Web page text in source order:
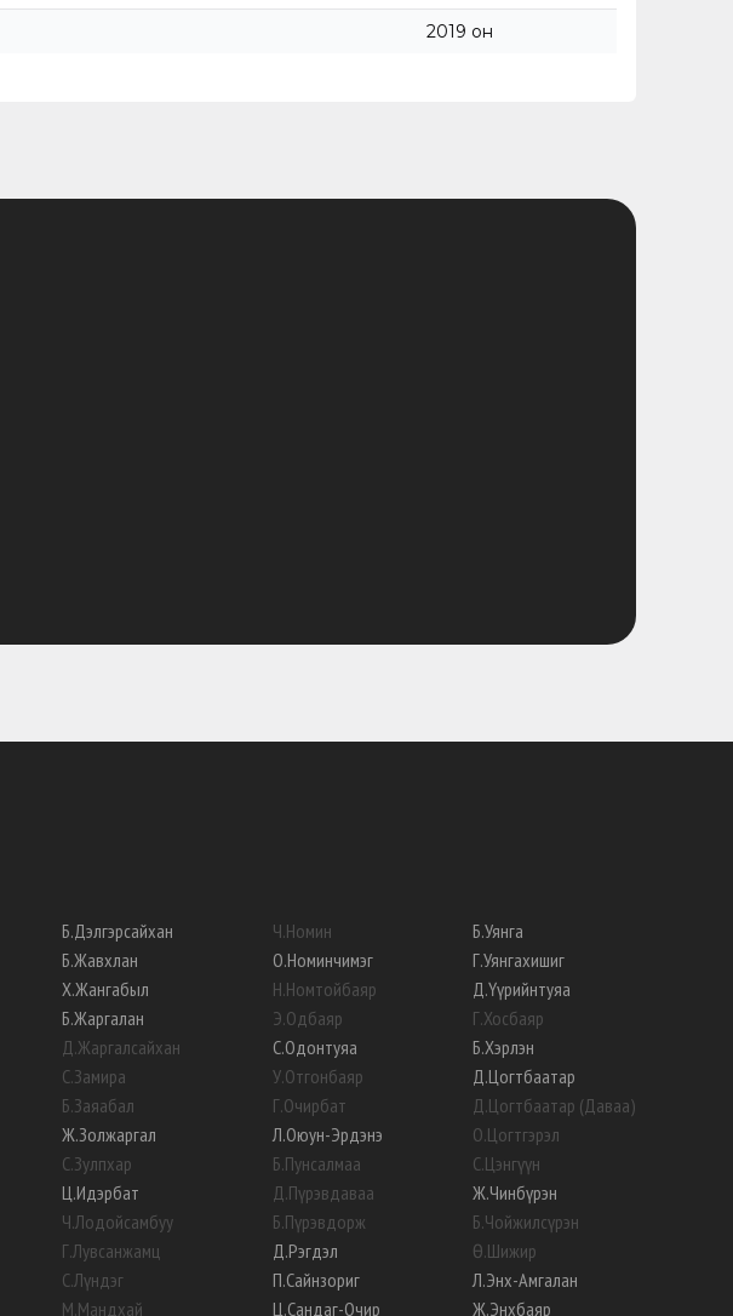
2019 он
Б.Дэлгэрсайхан
Б.Жавхлан
Х.Жангабыл
Б.Жаргалан
Д.Жаргалсайхан
С.Замира
Б.Заяабал
Ж.Золжаргал
С.Зулпхар
Ц.Идэрбат
Ч.Лодойсамбуу
Г.Лувсанжамц
С.Лүндэг
М.Мандхай
Ч.Номин
О.Номинчимэг
Н.Номтойбаяр
Э.Одбаяр
С.Одонтуяа
У.Отгонбаяр
Г.Очирбат
Л.Оюун-Эрдэнэ
Б.Пунсалмаа
Д.Пүрэвдаваа
Б.Пүрэвдорж
Д.Рэгдэл
П.Сайнзориг
Ц.Сандаг-Очир
Б.Уянга
Г.Уянгахишиг
Д.Үүрийнтуяа
Г.Хосбаяр
Б.Хэрлэн
Д.Цогтбаатар
Д.Цогтбаатар (Даваа)
О.Цогтгэрэл
С.Цэнгүүн
Ж.Чинбүрэн
Б.Чойжилсүрэн
Ө.Шижир
Л.Энх-Амгалан
Ж.Энхбаяр